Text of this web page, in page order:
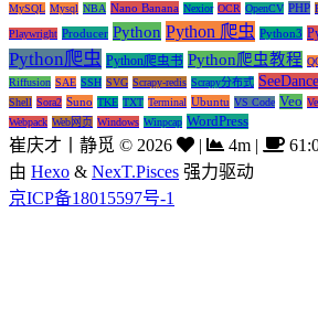
MySQL Mysql NBA Nano Banana Nexior OCR OpenCV PHP
Playwright Producer Python Python 爬虫 Python3
Python爬虫 Python爬虫书 Python爬虫教程
Riffusion SAE SSH SVG Scrapy-redis Scrapy分布式 SeeDance
Shell Sora2 Suno TKE TXT Terminal Ubuntu VS Code Veo
Webpack Web网页 Windows Winpcap WordPress
崔庆才丨静觅 © 2026 | 4m |
由 Hexo & NexT.Pisces 强力驱动
京ICP备18015597号-1